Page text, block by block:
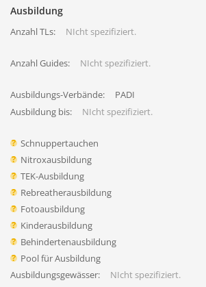
Ausbildung
Anzahl TLs: NIcht spezifiziert.
Anzahl Guides: NIcht spezifiziert.
Ausbildungs-Verbände:
PADI
Ausbildung bis:
NIcht spezifiziert.
Schnuppertauchen
Nitroxausbildung
TEK-Ausbildung
Rebreatherausbildung
Fotoausbildung
Kinderausbildung
Behindertenausbildung
Pool für Ausbildung
Ausbildungsgewässer:
NIcht spezifiziert.